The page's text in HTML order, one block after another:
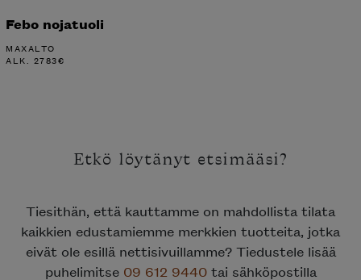
Febo nojatuoli
MAXALTO
ALK. 2783€
Etkö löytänyt etsimääsi?
Tiesithän, että kauttamme on mahdollista tilata
kaikkien edustamiemme merkkien tuotteita, jotka
eivät ole esillä nettisivuillamme? Tiedustele lisää
puhelimitse 09 612 9440tai sähköpostilla